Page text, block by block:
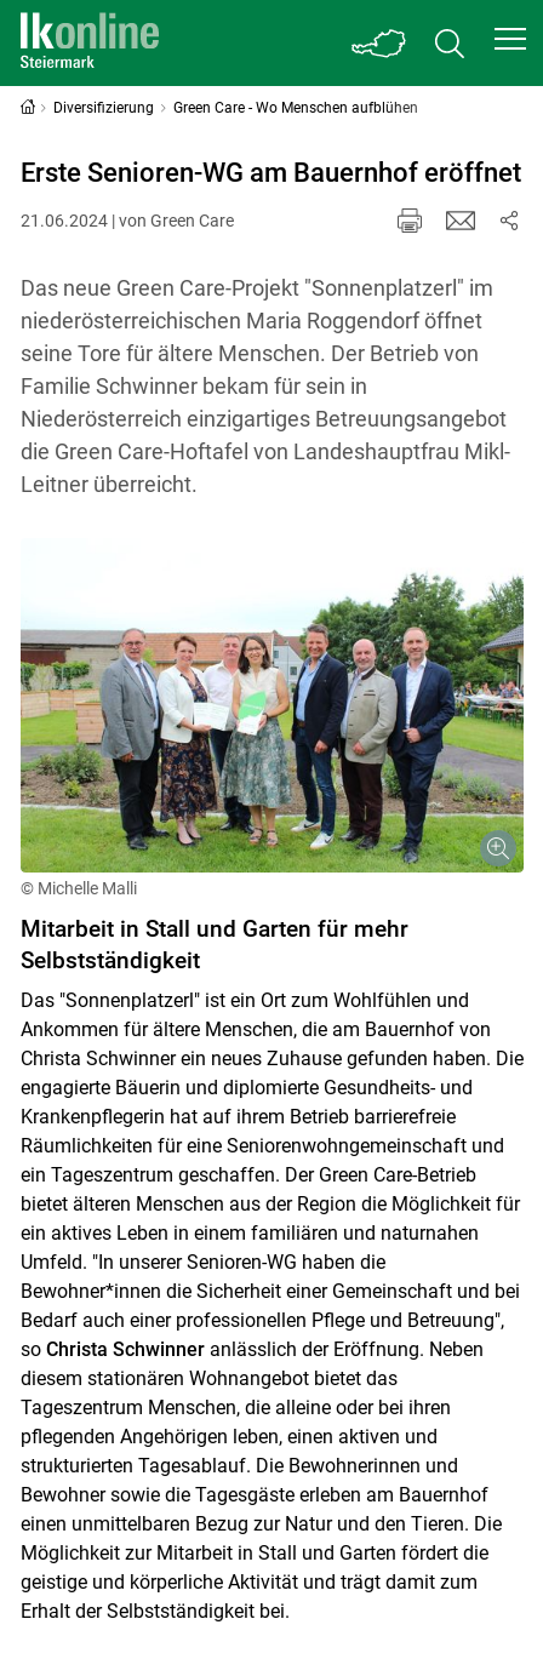
Skip to main content
Diversifizierung Green Care - Wo Menschen aufblühen
Erste Senioren-WG am Bauernhof eröffnet
21.06.2024 | von Green Care
Das neue Green Care-Projekt "Sonnenplatzerl" im
niederösterreichischen Maria Roggendorf öffnet
seine Tore für ältere Menschen. Der Betrieb von
Familie Schwinner bekam für sein in
Niederösterreich einzigartiges Betreuungsangebot
die Green Care-Hoftafel von Landeshauptfrau Mikl-
Leitner überreicht.
© Michelle Malli
Mitarbeit in Stall und Garten für mehr
Selbstständigkeit
Das "Sonnenplatzerl" ist ein Ort zum Wohlfühlen und
Ankommen für ältere Menschen, die am Bauernhof von
Christa Schwinner ein neues Zuhause gefunden haben. Die
engagierte Bäuerin und diplomierte Gesundheits- und
Krankenpflegerin hat auf ihrem Betrieb barrierefreie
Räumlichkeiten für eine Seniorenwohngemeinschaft und
ein Tageszentrum geschaffen. Der Green Care-Betrieb
bietet älteren Menschen aus der Region die Möglichkeit für
ein aktives Leben in einem familiären und naturnahen
Umfeld. "In unserer Senioren-WG haben die
Bewohner*innen die Sicherheit einer Gemeinschaft und bei
Bedarf auch einer professionellen Pflege und Betreuung",
so Christa Schwinneranlässlich der Eröffnung. Neben
diesem stationären Wohnangebot bietet das
Tageszentrum Menschen, die alleine oder bei ihren
pflegenden Angehörigen leben, einen aktiven und
strukturierten Tagesablauf. Die Bewohnerinnen und
Bewohner sowie die Tagesgäste erleben am Bauernhof
einen unmittelbaren Bezug zur Natur und den Tieren. Die
Möglichkeit zur Mitarbeit in Stall und Garten fördert die
geistige und körperliche Aktivität und trägt damit zum
Erhalt der Selbstständigkeit bei.